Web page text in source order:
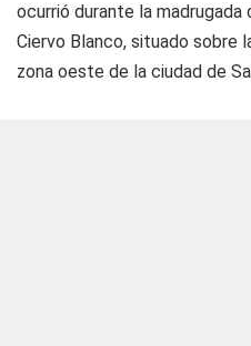
ocurrió durante la
Ciervo Blanco, situado sobre
zona oeste de la ciudad de